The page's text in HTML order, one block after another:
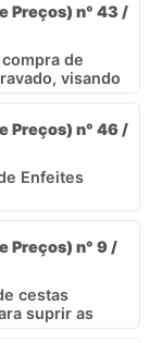
Preços) n° 43 /
de
visando
Preços) n° 46 /
Enfeites
Preços) n° 9 /
cestas
suprir as